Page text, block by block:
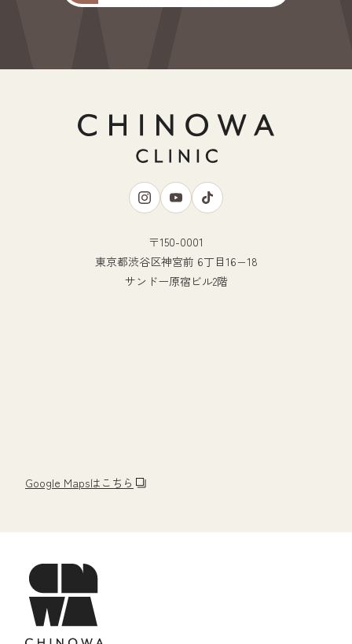
Google Mapsはこちら
〒150-0001
東京都渋谷区神宮前 6丁目16−18
サンドー原宿ビル2階